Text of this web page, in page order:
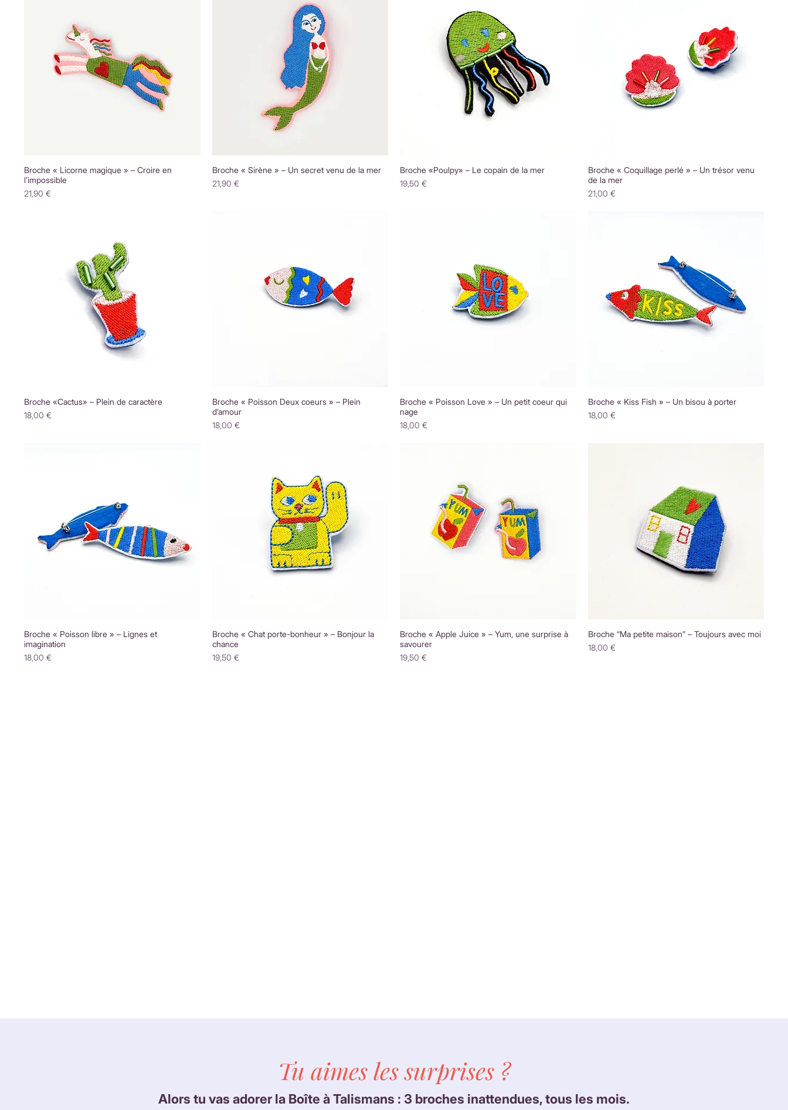
Broche « Licorne magique » – Croire en
l’impossible
Prix
21,90 €
Broche « Sirène » – Un secret venu de la mer
Prix
21,90 €
Broche «Poulpy» – Le copain de la mer
Prix
19,50 €
Broche « Coquillage perlé » – Un trésor venu
de la mer
Prix
21,00 €
Broche «Cactus» – Plein de caractère
Prix
18,00 €
Broche « Poisson Deux coeurs » – Plein
d’amour
Prix
18,00 €
Broche « Poisson Love » – Un petit coeur qui
nage
Prix
18,00 €
Broche « Kiss Fish » – Un bisou à porter
Prix
18,00 €
Broche « Poisson libre » – Lignes et
imagination
Prix
18,00 €
Broche « Chat porte-bonheur » – Bonjour la
chance
Prix
19,50 €
Broche « Apple Juice » – Yum, une surprise à
savourer
Prix
19,50 €
Broche “Ma petite maison” – Toujours avec moi
Prix
18,00 €
Tu aimes les surprises ?
Alors tu vas adorer la Boîte à Talismans : 3 broches inattendues, tous les mois.